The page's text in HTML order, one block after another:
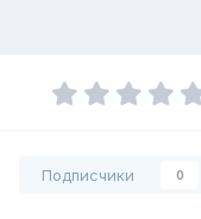
Подписчики 0